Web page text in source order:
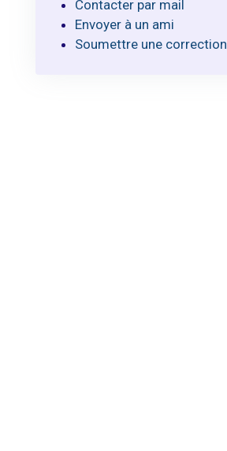
Contacter par mail
Envoyer à un ami
Soumettre une correction